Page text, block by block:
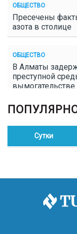
ОБЩЕСТВО
Пресечены
азота в столице
ОБЩЕСТВО
В Алматы
преступной
вымогательстве
ОБЩЕСТВО
Полицейские
конопли в Таразе
Казахстан
8 тыс. жителей
Сутки